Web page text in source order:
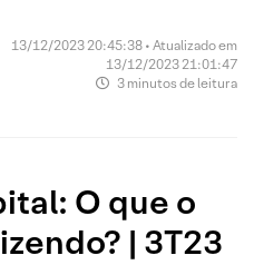
13/12/2023 20:45:38 • Atualizado em
13/12/2023 21:01:47
3 minutos de leitura
O que o
| 3T23